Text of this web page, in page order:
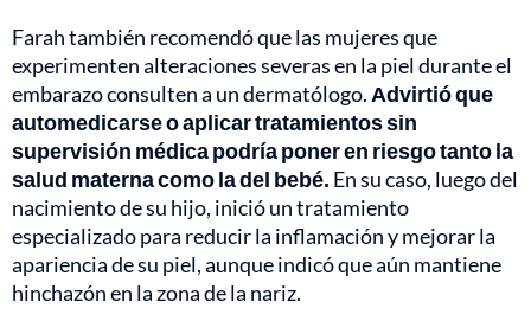
Farah también recomendó que las mujeres que
experimenten alteraciones severas en la piel durante el
embarazo consulten a un dermatólogo. Advirtió que
automedicarse o aplicar tratamientos sin
supervisión médica podría poner en riesgo tanto la
salud materna como la del bebé. En su caso, luego del
nacimiento de su hijo, inició un tratamiento
especializado para reducir la inflamación y mejorar la
apariencia de su piel, aunque indicó que aún mantiene
hinchazón en la zona de la nariz.